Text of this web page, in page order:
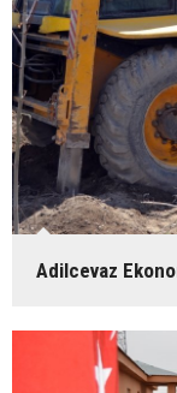
Adilcevaz